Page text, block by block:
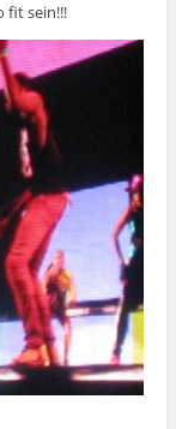
fit sein!!!